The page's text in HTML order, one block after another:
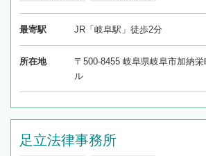
最寄駅 JR「岐阜駅」徒歩2分
所在地
〒500-8455 岐阜県岐阜市加納
ル
足立法律事務所